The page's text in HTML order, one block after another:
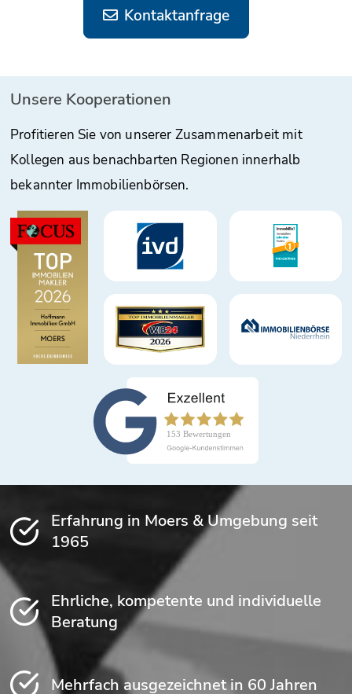
Kontaktanfrage
Unsere Kooperationen
Profitieren Sie von unserer Zusammenarbeit mit
Kollegen aus benachbarten Regionen innerhalb
bekannter Immobilienbörsen.
Erfahrung in Moers & Umgebung seit
1965
Ehrliche, kompetente und individuelle
Beratung
Mehrfach ausgezeichnet in 60 Jahren